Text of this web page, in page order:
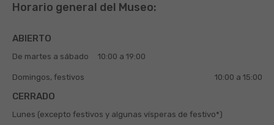
Horario general del Museo:
ABIERTO
De martes a sábado 10:00 a 19:00
Domingos, festivos 10:00 a 15:00
CERRADO
Lunes (excepto festivos y algunas vísperas de festivo*)